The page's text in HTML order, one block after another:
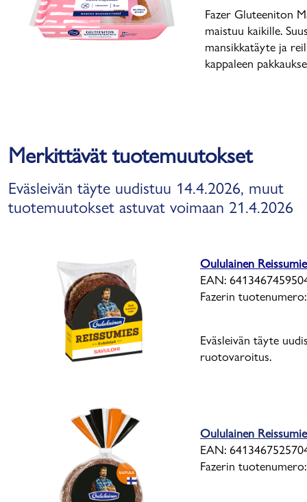
Fazer Gluteeniton
maistuu kaikille.
mansikkatäyte ja
kappaleen
Merkittävät tuotemuutokset
Eväsleivän täyte uudistuu 14.4.2026, muut
tuotemuutokset astuvat voimaan 21.4.2026
Oululainen
EAN:
Fazerin
Eväsleivän täyte
ruotovaroitus.
Oululainen
EAN:
Fazerin